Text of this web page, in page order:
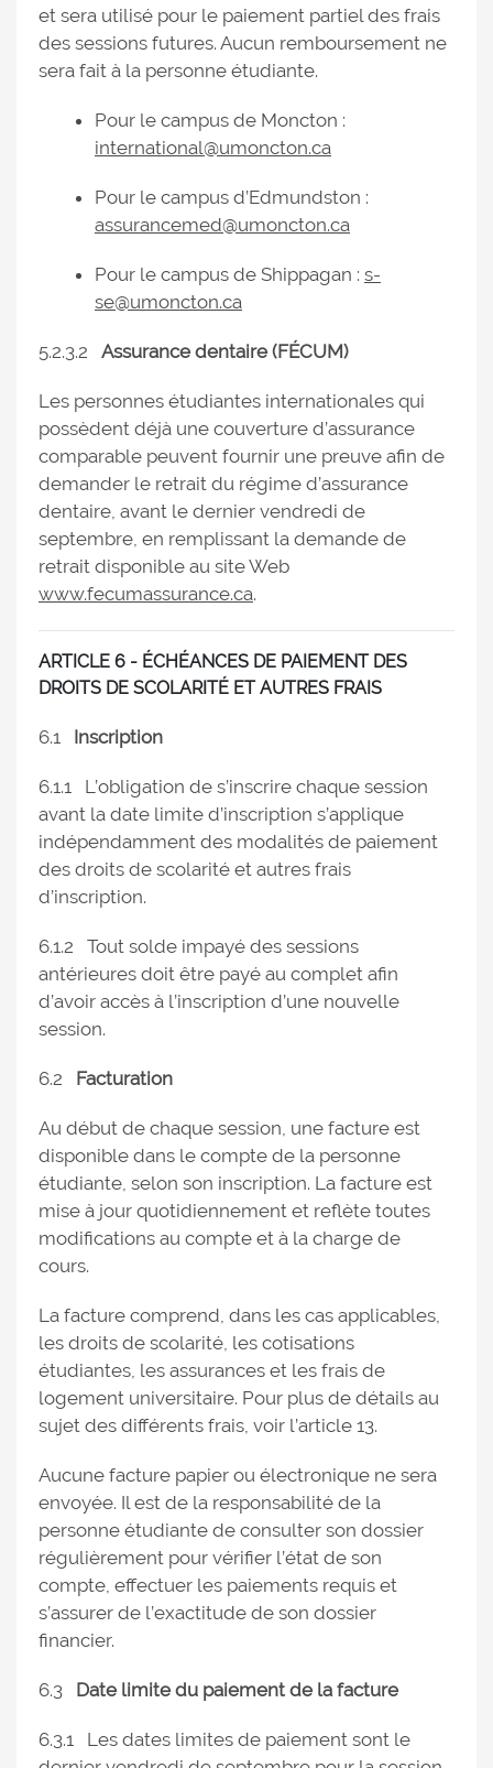
et sera utilisé pour le paiement partiel des frais
des sessions futures. Aucun remboursement ne
sera fait à la personne étudiante.
Pour le campus de Moncton :
international@umoncton.ca
Pour le campus d’Edmundston :
assurancemed@umoncton.ca
Pour le campus de Shippagan : s-
se@umoncton.ca
5.2.3.2 Assurance dentaire (FÉCUM)
Les personnes étudiantes internationales qui
possèdent déjà une couverture d’assurance
comparable peuvent fournir une preuve afin de
demander le retrait du régime d’assurance
dentaire, avant le dernier vendredi de
septembre, en remplissant la demande de
retrait disponible au site Web
www.fecumassurance.ca.
ARTICLE 6 - ÉCHÉANCES DE PAIEMENT DES
DROITS DE SCOLARITÉ ET AUTRES FRAIS
6.1 Inscription
6.1.1 L’obligation de s’inscrire chaque session
avant la date limite d’inscription s’applique
indépendamment des modalités de paiement
des droits de scolarité et autres frais
d’inscription.
6.1.2 Tout solde impayé des sessions
antérieures doit être payé au complet afin
d’avoir accès à l’inscription d’une nouvelle
session.
6.2 Facturation
Au début de chaque session, une facture est
disponible dans le compte de la personne
étudiante, selon son inscription. La facture est
mise à jour quotidiennement et reflète toutes
modifications au compte et à la charge de
cours.
La facture comprend, dans les cas applicables,
les droits de scolarité, les cotisations
étudiantes, les assurances et les frais de
logement universitaire. Pour plus de détails au
sujet des différents frais, voir l’article 13.
Aucune facture papier ou électronique ne sera
envoyée. Il est de la responsabilité de la
personne étudiante de consulter son dossier
régulièrement pour vérifier l’état de son
compte, effectuer les paiements requis et
s’assurer de l’exactitude de son dossier
financier.
6.3 Date limite du paiement de la facture
6.3.1 Les dates limites de paiement sont le